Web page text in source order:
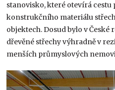
stanovisko, které otevírá cestu
konstrukčního materiálu
objektech. Dosud bylo v
dřevěné střechy výhradně v
menších průmyslových